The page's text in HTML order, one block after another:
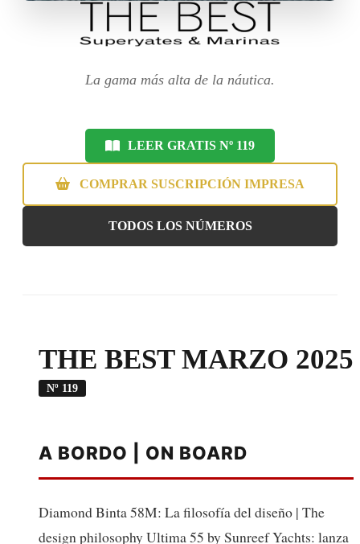
La gama más alta de la náutica.
LEER GRATIS Nº 119
COMPRAR SUSCRIPCIÓN IMPRESA
TODOS LOS NÚMEROS
THE BEST MARZO 2025
Nº 119
A BORDO | ON BOARD
Diamond Binta 58M: La filosofía del diseño | The
design philosophy Ultima 55 by Sunreef Yachts: lanza